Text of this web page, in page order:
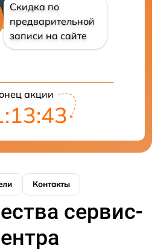
Скидка по
предварительной
записи на сайте
акции
Контакты
сервис-